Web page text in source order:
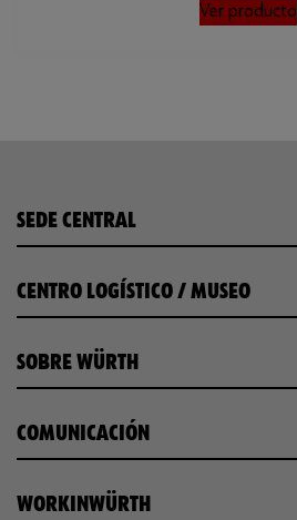
Ver producto
SEDE CENTRAL
CENTRO LOGÍSTICO / MUSEO
SOBRE WÜRTH
COMUNICACIÓN
WORKINWÜRTH